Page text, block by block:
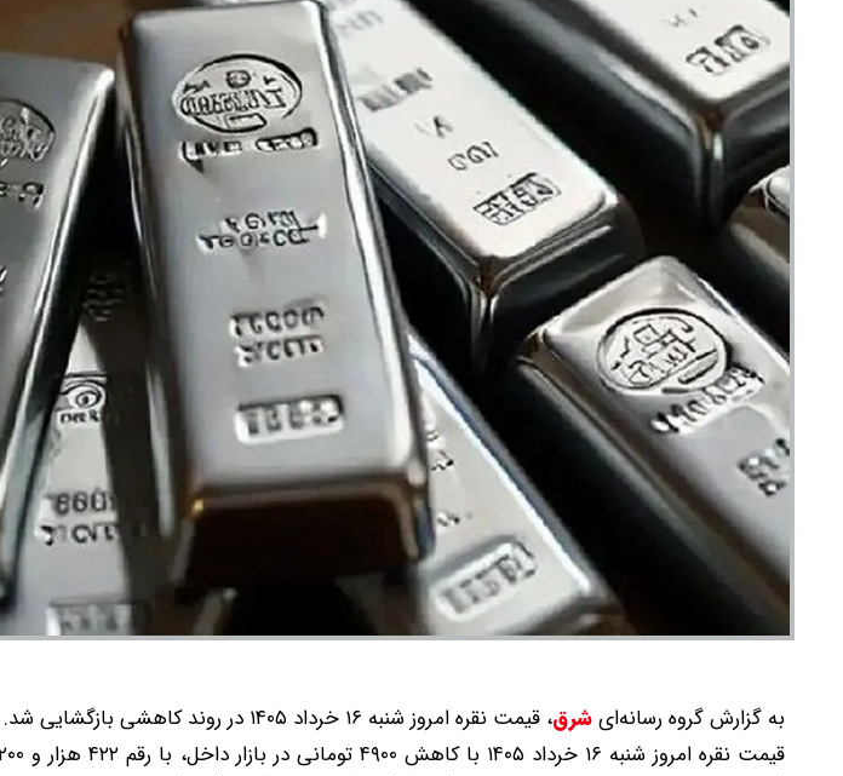
به گزارش گروه رسانه‌ایشرق، قیمت نقره امروز شنبه ۱۶ خرداد ۱۴۰۵ در روند کاهشی بازگشایی شد.